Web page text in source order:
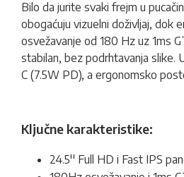
Bilo da jurite svaki frejm u
obogaćuju vizuelni doživljaj, dok
osvežavanje od 180 Hz uz 1ms
stabilan, bez podrhtavanja slike.
C (7.5W PD), a ergonomsko
Ključne karakteristike:
24.5'' Full HD i Fast IPS